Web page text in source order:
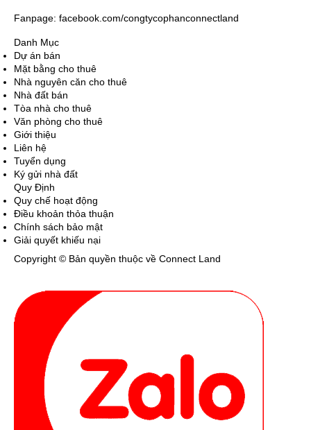
Fanpage: facebook.com/congtycophanconnectland
Danh Mục
Dự án bán
Mặt bằng cho thuê
Nhà nguyên căn cho thuê
Nhà đất bán
Tòa nhà cho thuê
Văn phòng cho thuê
Giới thiệu
Liên hệ
Tuyển dụng
Ký gửi nhà đất
Quy Định
Quy chế hoạt động
Điều khoản thỏa thuận
Chính sách bảo mật
Giải quyết khiếu nại
Copyright © Bản quyền thuộc về Connect Land